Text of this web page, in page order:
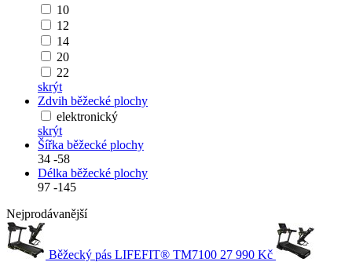
10
12
14
20
22
skrýt
Zdvih běžecké plochy
elektronický
skrýt
Šířka běžecké plochy
34 -58
Délka běžecké plochy
97 -145
Nejprodávanější
Běžecký pás LIFEFIT® TM7100 27 990 Kč